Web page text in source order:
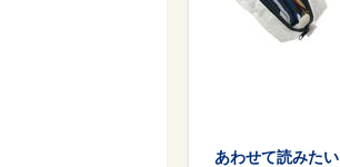
あわせて読みたい